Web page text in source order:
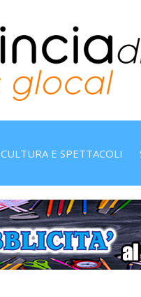
CULTURA E SPETTACOLI